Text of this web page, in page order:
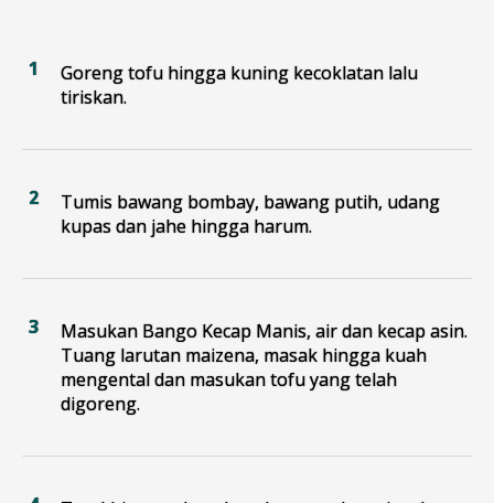
Goreng tofu hingga kuning kecoklatan lalu
tiriskan.
Tumis bawang bombay, bawang putih, udang
kupas dan jahe hingga harum.
Masukan Bango Kecap Manis, air dan kecap asin.
Tuang larutan maizena, masak hingga kuah
mengental dan masukan tofu yang telah
digoreng.